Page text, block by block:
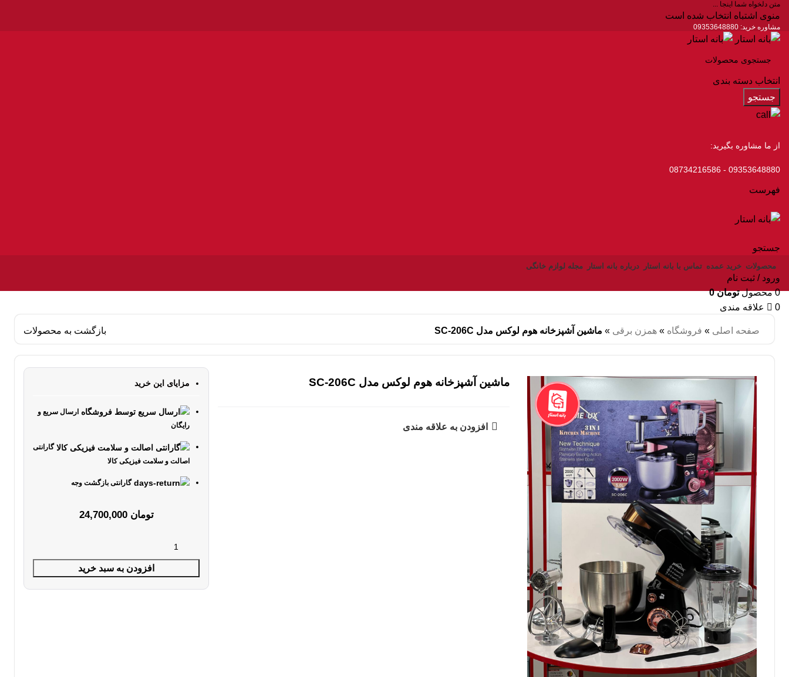
متن دلخواه شما اینجا ...
منوی اشتباه انتخاب شده است
مشاوره خرید: 09353648880
انتخاب دسته بندی
جستجو
از ما مشاوره بگیرید:
09353648880 - 08734216586
فهرست
جستجو
محصولات خرید عمده تماس با بانه استار درباره بانه استار مجله لوازم خانگی
ورود / ثبت نام
0 محصول تومان0
0
علاقه مندی
صفحه اصلی » فروشگاه » همزن برقی » ماشین آشپزخانه هوم لوکس مدل SC-206C بازگشت به محصولات
مزایای این خرید
ارسال سریع و
رایگان
گارانتی
اصالت و سلامت فیزیکی کالا
گارانتی بازگشت وجه
تومان 24,700,000
افزودن به سبد خرید
ماشین آشپزخانه هوم لوکس مدل SC-206C
افزودن به علاقه مندی